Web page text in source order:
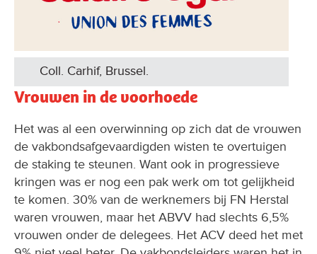
Coll. Carhif, Brussel.
Vrouwen in de voorhoede
Het was al een overwinning op zich dat de vrouwen
de vakbondsafgevaardigden wisten te overtuigen
de staking te steunen. Want ook in progressieve
kringen was er nog een pak werk om tot gelijkheid
te komen. 30% van de werknemers bij FN Herstal
waren vrouwen, maar het ABVV had slechts 6,5%
vrouwen onder de delegees. Het ACV deed het met